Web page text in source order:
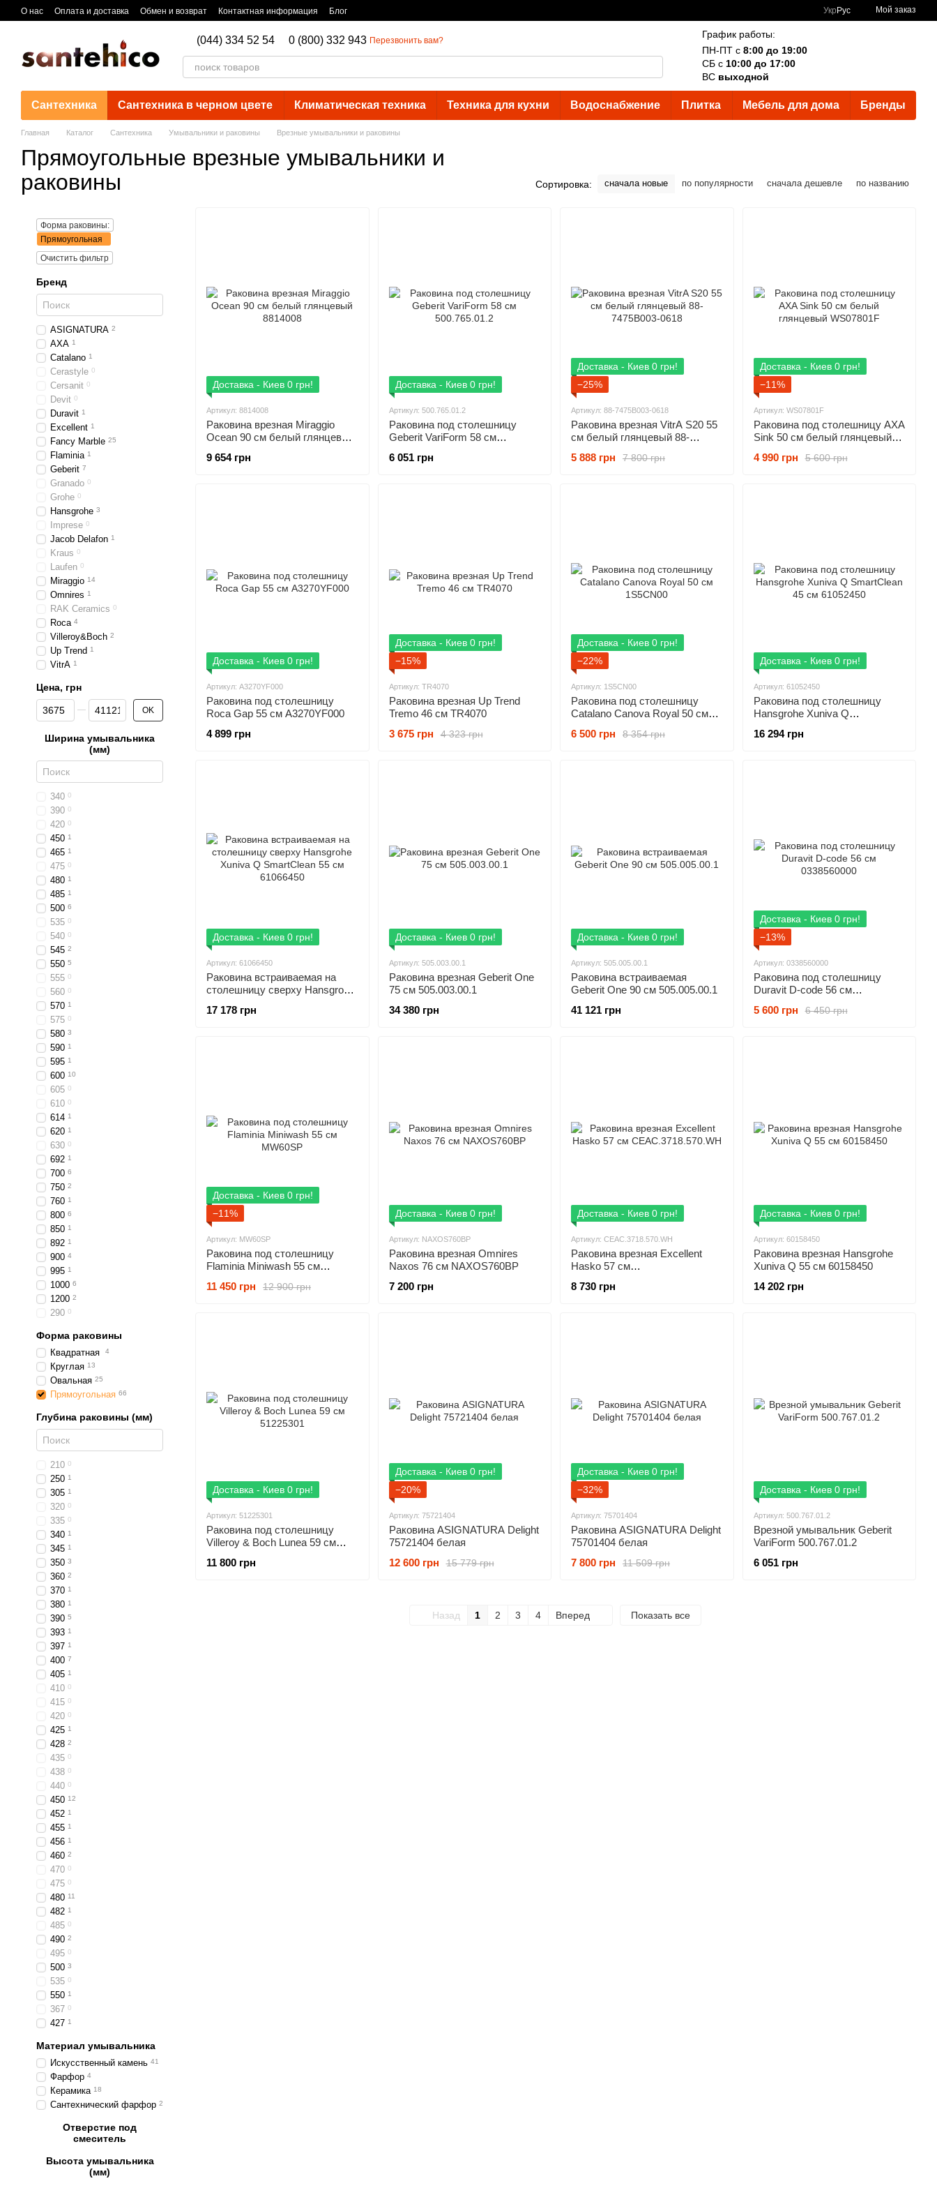
Перейти к основному контенту
О нас Оплата и доставка Обмен и возврат Контактная информация Блог Укр Рус Мой заказ
(044) 334 52 54 0 (800) 332 943 Перезвонить вам?
График работы:
ПН-ПТ с 8:00 до 19:00
СБ с 10:00 до 17:00
ВС выходной
Сантехника Сантехника в черном цвете Климатическая техника Техника для кухни Водоснабжение Плитка Мебель для дома Бренды
Главная Каталог Сантехника Умывальники и раковины Врезные умывальники и раковины
Прямоугольные врезные умывальники и
раковины
Сортировка: сначала новые по популярности сначала дешевле по названию
Доставка - Киев 0 грн!
Артикул: 8814008
Раковина врезная Miraggio
Ocean 90 см белый глянцевый
9 654 грн
Доставка - Киев 0 грн!
Артикул: 500.765.01.2
Раковина под столешницу
Geberit VariForm 58 см
6 051 грн
Доставка - Киев 0 грн!
−25%
Артикул: 88-7475B003-0618
Раковина врезная VitrA S20 55
см белый глянцевый 88-
7 800 грн
5 888 грн
Доставка - Киев 0 грн!
−11%
Артикул: WS07801F
Раковина под столешницу AXA
Sink 50 см белый глянцевый
5 600 грн
4 990 грн
Доставка - Киев 0 грн!
Артикул: A3270YF000
Раковина под столешницу
Roca Gap 55 см A3270YF000
4 899 грн
Доставка - Киев 0 грн!
−15%
Артикул: TR4070
Раковина врезная Up Trend
Tremo 46 см TR4070
4 323 грн
3 675 грн
Доставка - Киев 0 грн!
−22%
Артикул: 1S5CN00
Раковина под столешницу
Catalano Canova Royal 50 см
8 354 грн
6 500 грн
Доставка - Киев 0 грн!
Артикул: 61052450
Раковина под столешницу
Hansgrohe Xuniva Q
16 294 грн
Доставка - Киев 0 грн!
Артикул: 61066450
Раковина встраиваемая на
столешницу сверху Hansgrohe
61066450
17 178 грн
Доставка - Киев 0 грн!
Артикул: 505.003.00.1
Раковина врезная Geberit One
75 см 505.003.00.1
34 380 грн
Доставка - Киев 0 грн!
Артикул: 505.005.00.1
Раковина встраиваемая
Geberit One 90 см 505.005.00.1
41 121 грн
Доставка - Киев 0 грн!
−13%
Артикул: 0338560000
Раковина под столешницу
Duravit D-code 56 см
6 450 грн
5 600 грн
Доставка - Киев 0 грн!
−11%
Артикул: MW60SP
Раковина под столешницу
Flaminia Miniwash 55 см
12 900 грн
11 450 грн
Доставка - Киев 0 грн!
Артикул: NAXOS760BP
Раковина врезная Omnires
Naxos 76 см NAXOS760BP
7 200 грн
Доставка - Киев 0 грн!
Артикул: CEAC.3718.570.WH
Раковина врезная Excellent
Hasko 57 см
8 730 грн
Доставка - Киев 0 грн!
Артикул: 60158450
Раковина врезная Hansgrohe
Xuniva Q 55 см 60158450
14 202 грн
Доставка - Киев 0 грн!
Артикул: 51225301
Раковина под столешницу
Villeroy & Boch Lunea 59 см
11 800 грн
Доставка - Киев 0 грн!
−20%
Артикул: 75721404
Раковина ASIGNATURA Delight
75721404 белая
15 779 грн
12 600 грн
Доставка - Киев 0 грн!
−32%
Артикул: 75701404
Раковина ASIGNATURA Delight
75701404 белая
11 509 грн
7 800 грн
Доставка - Киев 0 грн!
Артикул: 500.767.01.2
Врезной умывальник Geberit
VariForm 500.767.01.2
6 051 грн
Назад 1 2 3 4 Вперед Показать все
Форма раковины:
Прямоугольная
Очистить фильтр
Бренд
ASIGNATURA 2
AXA 1
Catalano 1
Cerastyle 0
Cersanit 0
Devit 0
Duravit 1
Excellent 1
Fancy Marble 25
Flaminia 1
Geberit 7
Granado 0
Grohe 0
Hansgrohe 3
Imprese 0
Jacob Delafon 1
Kraus 0
Laufen 0
Miraggio 14
Omnires 1
RAK Ceramics 0
Roca 4
Villeroy&Boch 2
Up Trend 1
VitrA 1
Цена, грн
От Цена, грн
До Цена, грн OK
Ширина умывальника
(мм)
340 0
390 0
420 0
450 1
465 1
475 0
480 1
485 1
500 6
535 0
540 0
545 2
550 5
555 0
560 0
570 1
575 0
580 3
590 1
595 1
600 10
605 0
610 0
614 1
620 1
630 0
692 1
700 6
750 2
760 1
800 6
850 1
892 1
900 4
995 1
1000 6
1200 2
290 0
Форма раковины
Квадратная 4
Круглая 13
Овальная 25
Прямоугольная 66
Глубина раковины (мм)
210 0
250 1
305 1
320 0
335 0
340 1
345 1
350 3
360 2
370 1
380 1
390 5
393 1
397 1
400 7
405 1
410 0
415 0
420 0
425 1
428 2
435 0
438 0
440 0
450 12
452 1
455 1
456 1
460 2
470 0
475 0
480 11
482 1
485 0
490 2
495 0
500 3
535 0
550 1
367 0
427 1
Материал умывальника
Искусственный камень 41
Фарфор 4
Керамика 18
Сантехнический фарфор 2
Отверстие под
смеситель
Высота умывальника
(мм)